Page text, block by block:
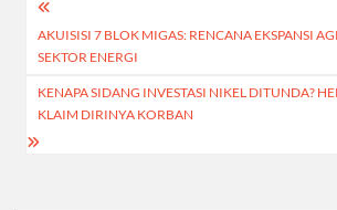
Post
navigation
AKUISISI 7 BLOK MIGAS: RENCANA EKSPANSI
SEKTOR ENERGI
KENAPA SIDANG INVESTASI NIKEL DITUNDA?
KLAIM DIRINYA KORBAN